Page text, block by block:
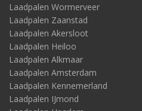
Laadpalen Wormerveer
Laadpalen Zaanstad
Laadpalen Akersloot
Laadpalen Heiloo
Laadpalen Alkmaar
Laadpalen Amsterdam
Laadpalen Kennemerland
Laadpalen IJmond